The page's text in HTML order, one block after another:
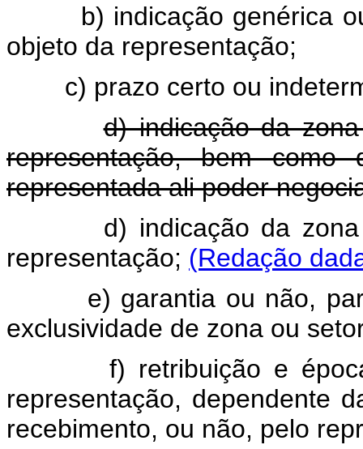
b) indicação genérica ou
objeto da representação;
c) prazo certo ou
d) indicação da
representação, bem
representada ali poder
d) indicação da
representação; (Redação
e) garantia ou não,
exclusividade de zona ou
f) retribuição e época
representação, dependente
recebimento, ou não, pelo